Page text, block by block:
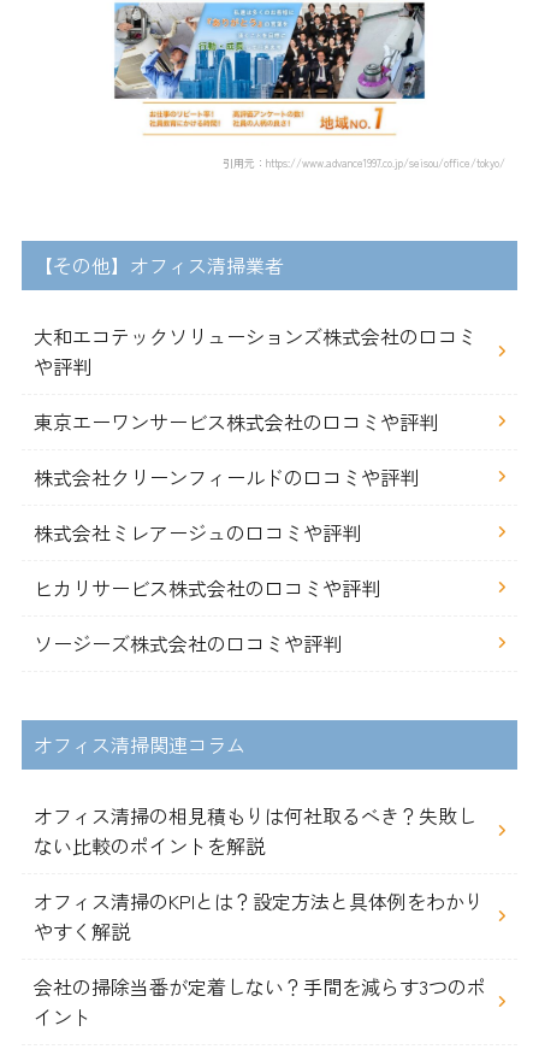
引用元：https://www.advance1997.co.jp/seisou/office/tokyo/
【その他】オフィス清掃業者
大和エコテックソリューションズ株式会社の口コミ
や評判
東京エーワンサービス株式会社の口コミや評判
株式会社クリーンフィールドの口コミや評判
株式会社ミレアージュの口コミや評判
ヒカリサービス株式会社の口コミや評判
ソージーズ株式会社の口コミや評判
オフィス清掃関連コラム
オフィス清掃の相見積もりは何社取るべき？失敗し
ない比較のポイントを解説
オフィス清掃のKPIとは？設定方法と具体例をわかり
やすく解説
会社の掃除当番が定着しない？手間を減らす3つのポ
イント